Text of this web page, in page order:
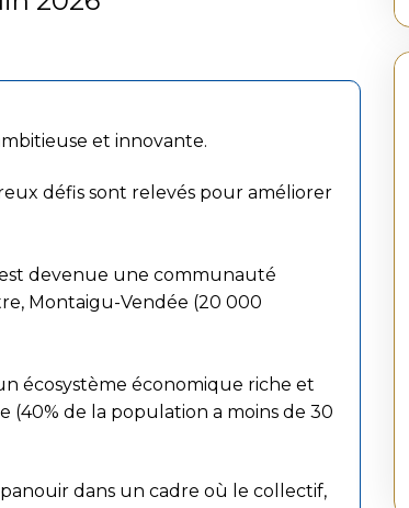
et innovante.
défis sont relevés pour améliorer
devenue une communauté
Montaigu-Vendée (20 000
écosystème économique riche et
(40% de la population a moins de 30
dans un cadre où le collectif,